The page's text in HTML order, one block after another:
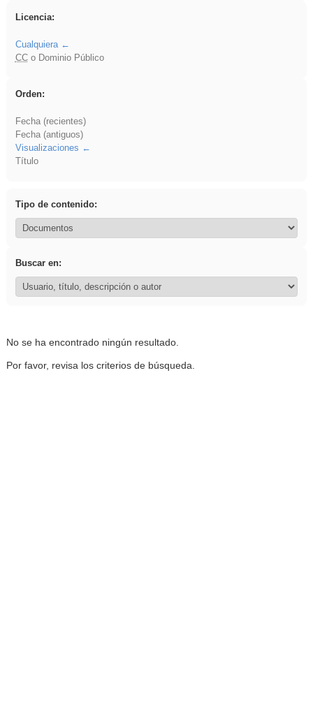
Licencia:
Cualquiera
CCo Dominio Público
Orden:
Fecha (recientes)
Fecha (antiguos)
Visualizaciones
Título
Tipo de contenido:
Buscar en:
No se ha encontrado ningún resultado.
Por favor, revisa los criterios de búsqueda.